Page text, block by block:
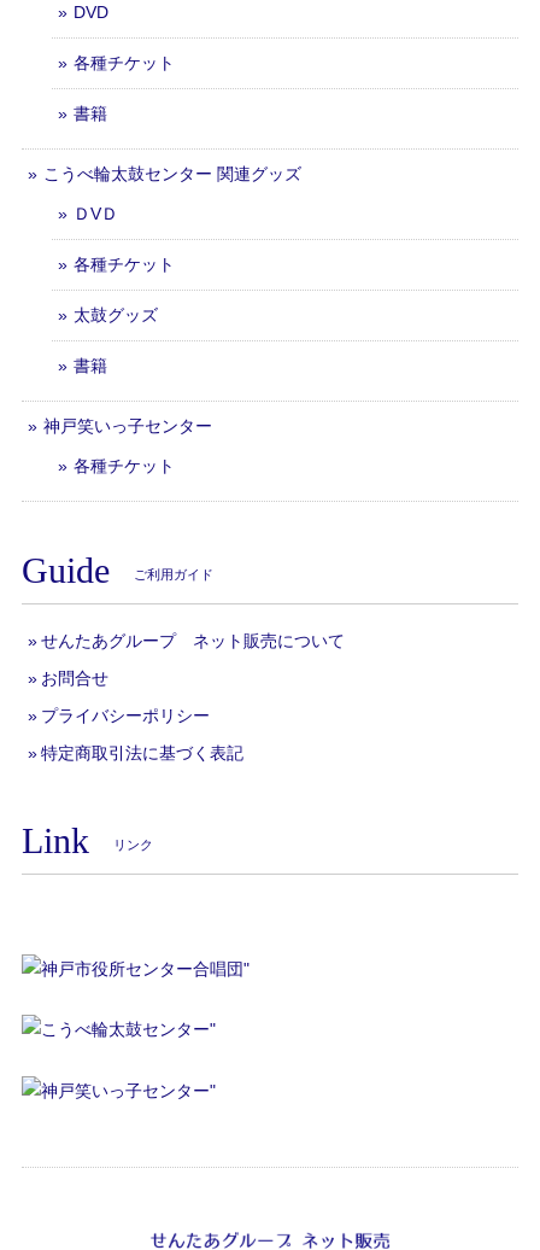
DVD
各種チケット
書籍
こうべ輪太鼓センター 関連グッズ
ＤVＤ
各種チケット
太鼓グッズ
書籍
神戸笑いっ子センター
各種チケット
Guide ご利用ガイド
せんたあグループ ネット販売について
お問合せ
プライバシーポリシー
特定商取引法に基づく表記
Link リンク